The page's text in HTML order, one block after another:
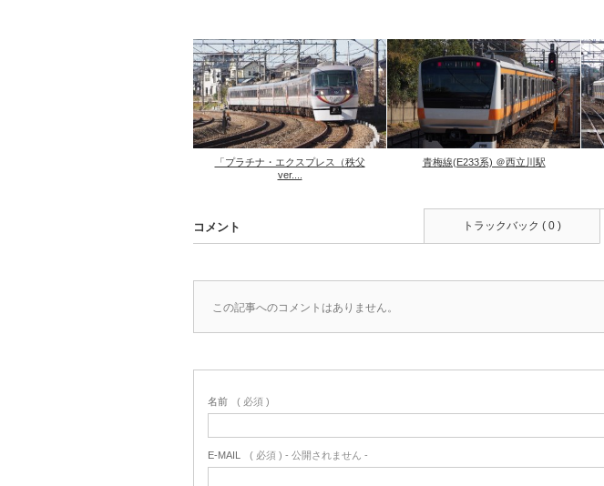
「プラチナ・エクスプレス（秩父
ver....
青梅線(E233系) ＠西立川駅
コメント トラックバック ( 0 )
この記事へのコメントはありません。
名前 ( 必須 )
E-MAIL ( 必須 ) - 公開されません -